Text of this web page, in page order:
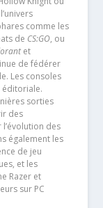
comme les
de CS:GO, ou
et
de fédérer
Les consoles
éditoriale.
sorties
des
des
également les
de jeu
et les
Razer et
sur PC